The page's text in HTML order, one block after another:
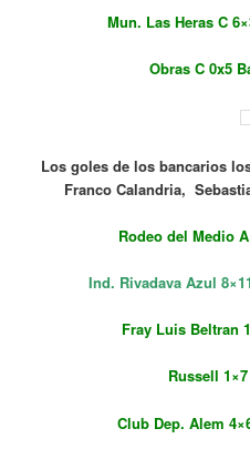
Mun. Las Heras C
Obras C 0x5
Los goles de los bancarios
Franco Calandria,
Rodeo del Medio
Ind. Rivadava Azul
Fray Luis Beltran
Russell
Club Dep. Alem